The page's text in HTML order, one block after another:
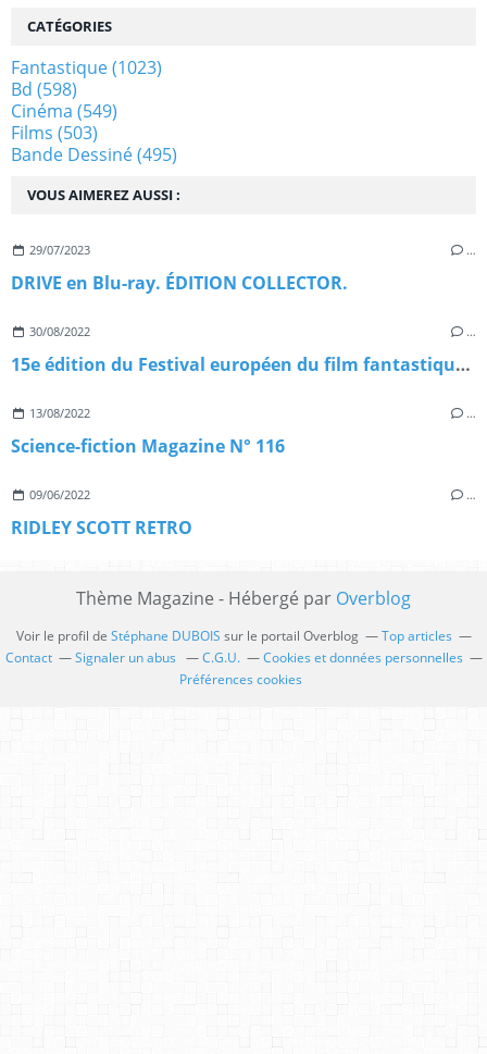
VOUS AIMEREZ AUSSI :
29/07/2023 …
DRIVE en Blu-ray. ÉDITION COLLECTOR.
30/08/2022 …
15e édition du Festival européen du film fantastique de Strasbourg
13/08/2022 …
Science-fiction Magazine N° 116
09/06/2022 …
RIDLEY SCOTT RETRO
CATÉGORIES
Fantastique(1023)
Bd (598)
Cinéma (549)
Films (503)
Bande Dessiné(495)
Thème Magazine - Hébergé par Overblog
Voir le profil de Stéphane DUBOIS sur le portail Overblog
Top articles
Contact
Signaler un abus C.G.U.
Cookies et données personnelles
Préférences cookies